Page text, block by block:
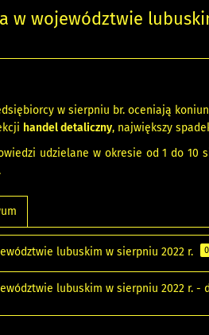
w województwie
w sierpniu br. oceniają
handel detaliczny, największy
udzielane w okresie od 1 do 10
lubuskim w sierpniu 2022 r.
lubuskim w sierpniu 2022 r. -